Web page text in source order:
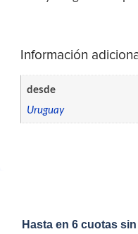
Información
desde
Uruguay
Hasta en 6 cuotas